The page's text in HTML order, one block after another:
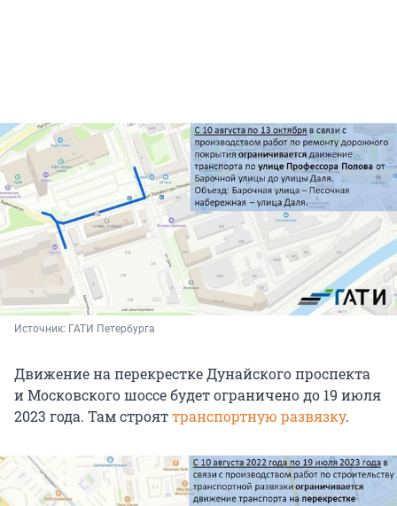
Источник: ГАТИ Петербурга
Движение на перекрестке Дунайского проспекта
и Московского шоссе будет ограничено до 19 июля
2023 года. Там строяттранспортную развязку.